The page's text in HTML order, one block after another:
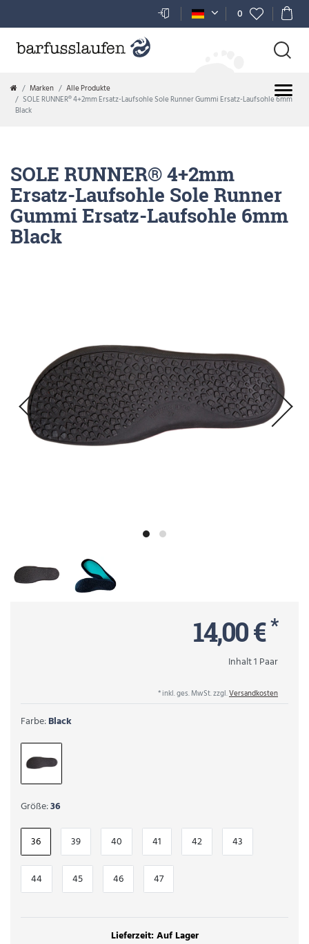
0
Marken
Alle Produkte
SOLE RUNNER® 4+2mm Ersatz-Laufsohle Sole Runner Gummi Ersatz-Laufsohle 6mm
Black
SOLE RUNNER® 4+2mm
Ersatz-Laufsohle Sole Runner
Gummi Ersatz-Laufsohle 6mm
Black
14,00 €*
Inhalt1 Paar
* inkl. ges. MwSt. zzgl.Versandkosten
Farbe:Black
Größe:36
36 39 40 41 42 43
44 45 46 47
Auf Lager